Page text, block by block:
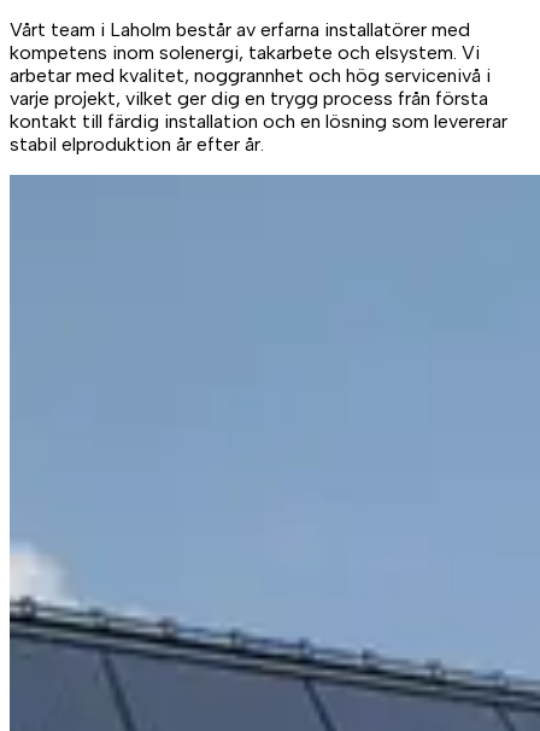
Vårt team i Laholm består av erfarna installatörer med
kompetens inom solenergi, takarbete och elsystem. Vi
arbetar med kvalitet, noggrannhet och hög servicenivå i
varje projekt, vilket ger dig en trygg process från första
kontakt till färdig installation och en lösning som levererar
stabil elproduktion år efter år.